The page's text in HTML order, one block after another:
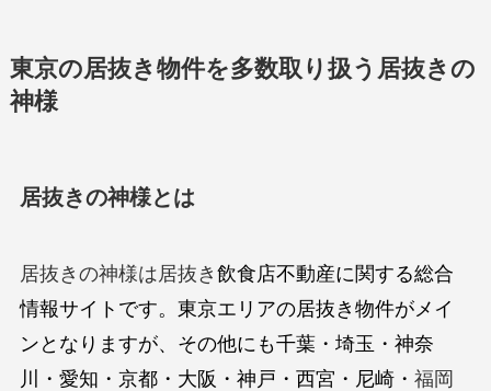
東京の居抜き物件を多数取り扱う居抜きの
神様
居抜きの神様とは
居抜きの神様は居抜き 飲食店不動産に関する総合
情報サイトです。東京エリアの居抜き物件がメイ
ンとなりますが、その他にも千葉・埼玉・神奈
川・愛知・京都・大阪・神戸・西宮・尼崎・ 福岡